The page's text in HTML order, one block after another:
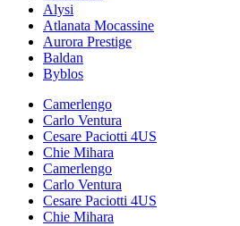
Alysi
Atlanata Mocassine
Aurora Prestige
Baldan
Byblos
Camerlengo
Carlo Ventura
Cesare Paciotti 4US
Chie Mihara
Camerlengo
Carlo Ventura
Cesare Paciotti 4US
Chie Mihara